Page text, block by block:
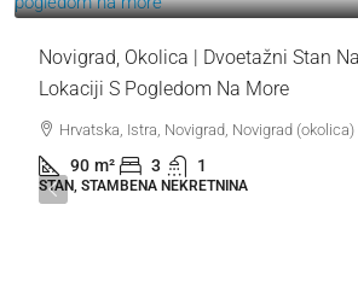
Novigrad, Okolica | Dvoetažni Stan
Lokaciji S Pogledom Na More
Hrvatska, Istra, Novigrad, Novigrad (okolica)
90 m² 3 1
STAN, STAMBENA NEKRETNINA